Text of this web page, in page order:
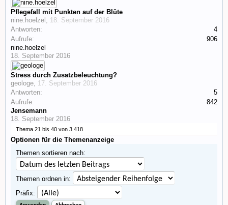
Pflegefall mit Punkten auf der Blüte
nine.hoelzel , 18. September 2016
Antworten:
4
Aufrufe:
906
nine.hoelzel
18. September 2016
Stress durch Zusatzbeleuchtung?
geologe, 17. September 2016
Antworten:
5
Aufrufe:
842
Jensemann
18. September 2016
Thema 21 bis 40 von 3.418
Optionen für die Themenanzeige
Themen sortieren nach:
Themen ordnen in:
Präfix: